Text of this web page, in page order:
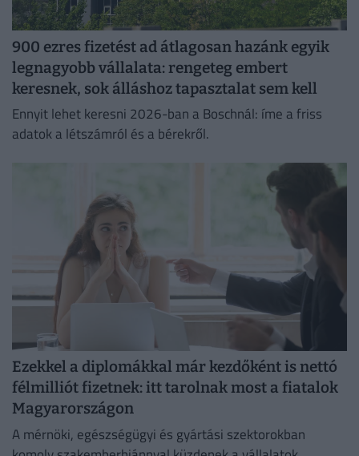
900 ezres fizetést ad átlagosan hazánk egyik
legnagyobb vállalata: rengeteg embert
keresnek, sok álláshoz tapasztalat sem kell
Ennyit lehet keresni 2026-ban a Boschnál: íme a friss
adatok a létszámról és a bérekről.
Ezekkel a diplomákkal már kezdőként is nettó
félmilliót fizetnek: itt tarolnak most a fiatalok
Magyarországon
A mérnöki, egészségügyi és gyártási szektorokban